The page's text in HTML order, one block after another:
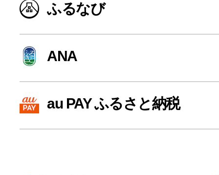
よく見られている返礼品
ふるさと納税徹底比較
寄付上限額シミュレーション
ふるなび
ANA
au PAY ふるさと納税